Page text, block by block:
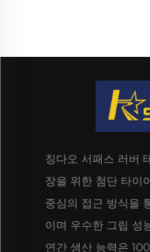
칭다오 서패스 러버
장을 위한 첨단 타이
중심의 접근 방식을
이며 우수한 그립 성
연간 생산 능력은